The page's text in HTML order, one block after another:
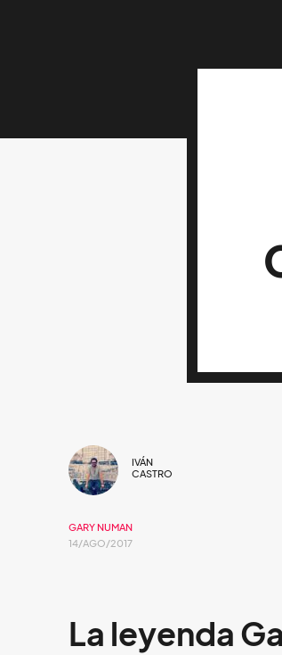
IVÁN
CASTRO
GARY NUMAN
14/AGO/2017
La leyenda